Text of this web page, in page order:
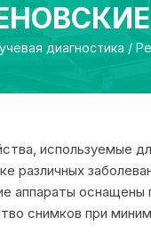
диагностика /
используемые
различных
аппараты
снимков при